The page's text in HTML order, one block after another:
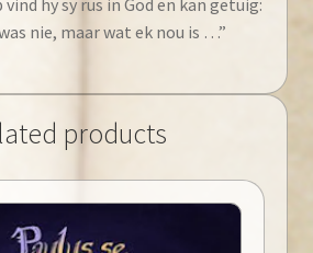
hy sy rus in God en kan getuig:
nie, maar wat ek nou is …”
products